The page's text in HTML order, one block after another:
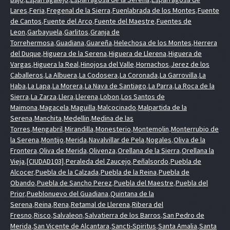
Lares,Feria,Fregenal de la Sierra,Fuenlabrada de los Montes,Fuente
de Cantos,Fuente del Arco,Fuente del Maestre,Fuentes de
Leon,Garbayuela,Garlitos,Granja de
Torrehermosa,Guadiana,Guareña,Helechosa de los Montes,Herrera
del Duque,Higuera de la Serena,Higuera de Llerena,Higuera de
Vargas,Higuera la Real,Hinojosa del Valle,Hornachos,Jerez de los
Caballeros,La Albuera,La Codosera,La Coronada,La Garrovilla,La
Haba,La Lapa,La Morera,La Nava de Santiago,La Parra,La Roca de la
Sierra,La Zarza,Llera,Llerena,Lobon,Los Santos de
Maimona,Magacela,Maguilla,Malcocinado,Malpartida de la
Serena,Manchita,Medellin,Medina de las
Torres,Mengabril,Mirandilla,Monesterio,Montemolin,Monterrubio de
la Serena,Montijo,Merida,Navalvillar de Pela,Nogales,Oliva de la
Frontera,Oliva de Merida,Olivenza,Orellana de la Sierra,Orellana la
Vieja,[CIUDAD103],Peraleda del Zaucejo,Peñalsordo,Puebla de
Alcocer,Puebla de la Calzada,Puebla de la Reina,Puebla de
Obando,Puebla de Sancho Perez,Puebla del Maestre,Puebla del
Prior,Pueblonuevo del Guadiana,Quintana de la
Serena,Reina,Rena,Retamal de Llerena,Ribera del
Fresno,Risco,Salvaleon,Salvatierra de los Barros,San Pedro de
Merida,San Vicente de Alcantara,Sancti-Spiritus,Santa Amalia,Santa